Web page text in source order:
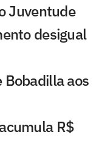
Juventude
desigual
Bobadilla aos
R$